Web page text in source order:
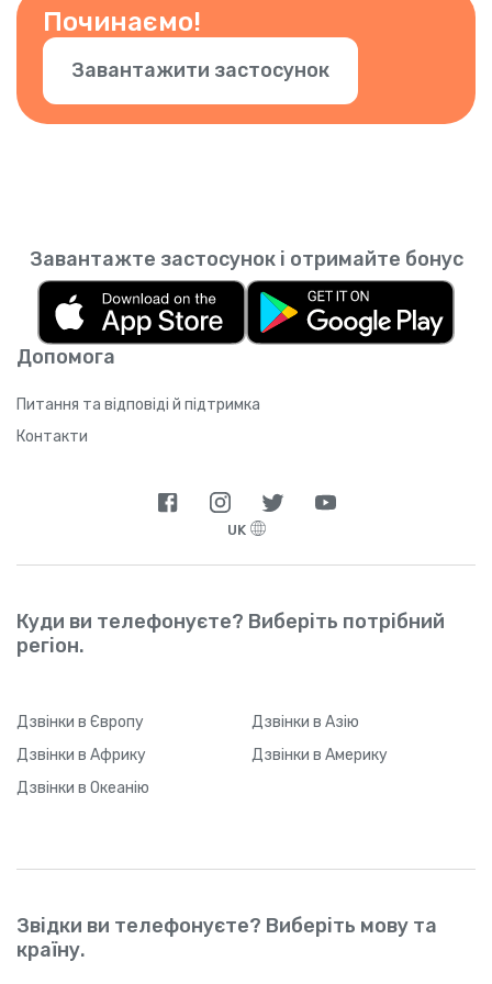
Починаємо!
Завантажити застосунок
Допомога
Питання та відповіді й підтримка
Контакти
Завантажте застосунок і отримайте бонус
UK
Куди ви телефонуєте? Виберіть потрібний
регіон.
Дзвінки в Європу Дзвінки в Азію
Дзвінки в Африку Дзвінки в Америку
Дзвінки в Океанію
Звідки ви телефонуєте? Виберіть мову та
країну.